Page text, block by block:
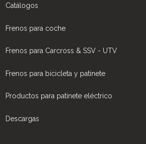
Catálogos
Frenos para coche
Frenos para Carcross & SSV - UTV
Frenos para bicicleta y patinete
Productos para patinete eléctrico
Descargas